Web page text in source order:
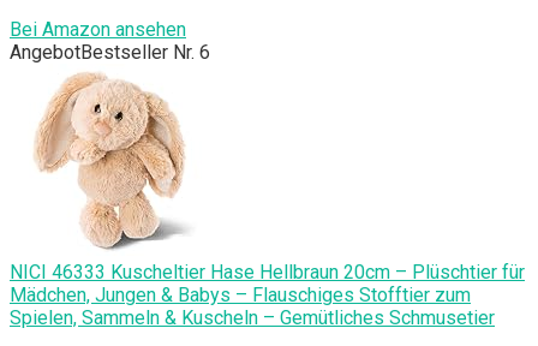
Bei Amazon ansehen
AngebotBestseller Nr. 6
NICI 46333 Kuscheltier Hase Hellbraun 20cm – Plüschtier für
Mädchen, Jungen & Babys – Flauschiges Stofftier zum
Spielen, Sammeln & Kuscheln – Gemütliches Schmusetier